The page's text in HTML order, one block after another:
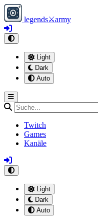
legends⚔army
Light
Dark
Auto
Twitch
Games
Kanäle
Light
Dark
Auto